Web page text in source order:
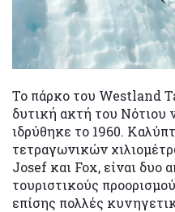
Το πάρκο του Westland
δυτική ακτή του Νότιου
ιδρύθηκε το 1960.
τετραγωνικών
Josef και Fox, είναι δυο
τουριστικούς
επίσης πολλές